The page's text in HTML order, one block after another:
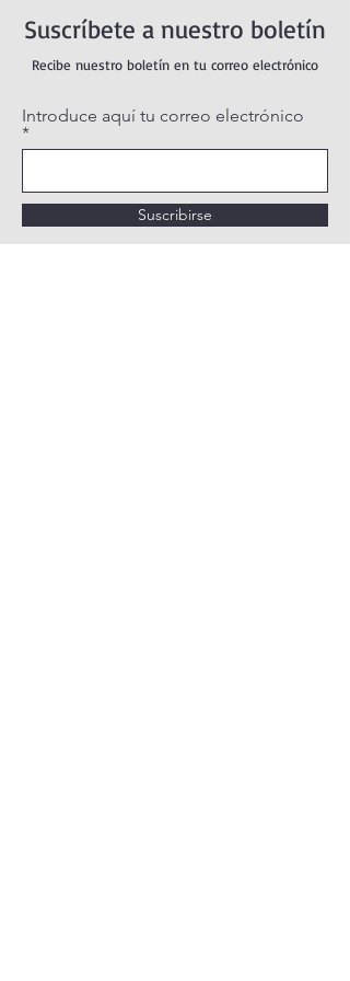
Suscríbete a nuestro boletín
Recibe nuestro boletín en tu correo electrónico
Introduce aquí tu correo electrónico
Suscribirse